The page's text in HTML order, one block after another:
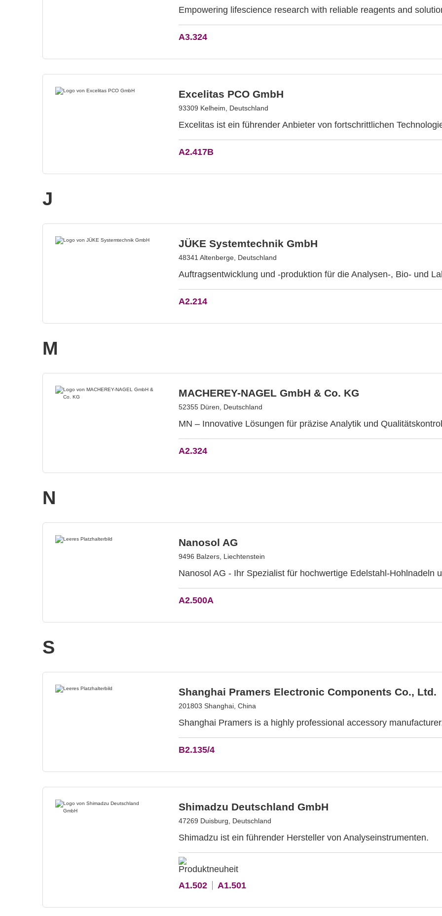
Empowering lifescience research with reliable reagents and
A3.324
Excelitas PCO GmbH
93309 Kelheim, Deutschland
Excelitas ist ein führender Anbieter von fortschrittlichen
A2.417B
J
JÜKE Systemtechnik GmbH
48341 Altenberge, Deutschland
Auftragsentwicklung und -produktion für die Analysen-, Bio- und
A2.214
M
MACHEREY-NAGEL GmbH & Co. KG
52355 Düren, Deutschland
MN – Innovative Lösungen für präzise Analytik und
A2.324
N
Nanosol AG
9496 Balzers, Liechtenstein
Nanosol AG - Ihr Spezialist für hochwertige Edelstahl-Hohlnadeln
A2.500A
S
Shanghai Pramers Electronic Components Co., Ltd.
201803 Shanghai, China
Shanghai Pramers is a highly professional accessory
B2.135/4
Shimadzu Deutschland GmbH
47269 Duisburg, Deutschland
Shimadzu ist ein führender Hersteller von Analyseinstrumenten.
A1.502 A1.501